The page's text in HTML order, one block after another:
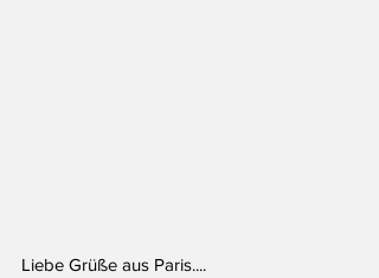
Liebe Grüße aus Paris....